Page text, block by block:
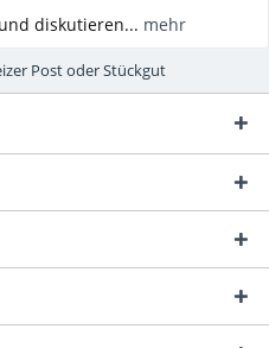
diskutieren... mehr
Post oder Stückgut